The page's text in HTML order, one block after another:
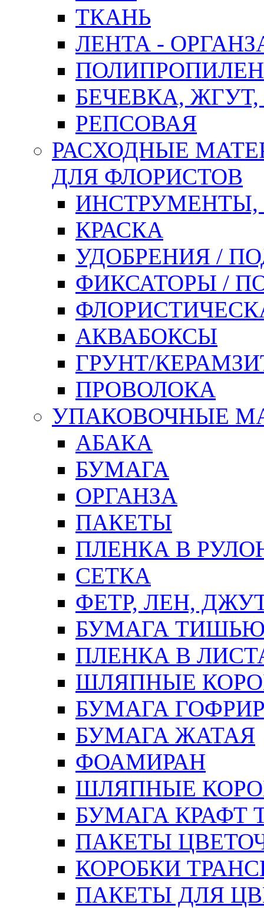
ТКАНЬ
ЛЕНТА -
БЕЧЕВКА,
РЕПСОВАЯ
РАСХОДНЫЕ
ДЛЯ ФЛОРИСТОВ
ИНСТРУМЕНТЫ,
КРАСКА
УДОБРЕНИЯ /
ФИКСАТОРЫ /
АКВАБОКСЫ
ГРУНТ/
ПРОВОЛОКА
УПАКОВОЧНЫЕ
АБАКА
БУМАГА
ОРГАНЗА
ПАКЕТЫ
ПЛЕНКА В
СЕТКА
ФЕТР, ЛЕН,
БУМАГА
ПЛЕНКА В
ШЛЯПНЫЕ
БУМАГА
БУМАГА ЖАТАЯ
ФОАМИРАН
ШЛЯПНЫЕ
БУМАГА КРАФТ
ПАКЕТЫ
КОРОБКИ
ПАКЕТЫ ДЛЯ